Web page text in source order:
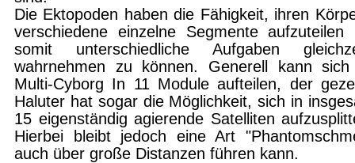
Die Ektopoden haben die Fähigkeit, ihren
verschiedene einzelne Segmente aufzuteilen
somit unterschiedliche Aufgaben
wahrnehmen zu können. Generell kann
Multi-Cyborg In 11 Module aufteilen, der
Haluter hat sogar die Möglichkeit, sich in
15 eigenständig agierende Satelliten
Hierbei bleibt jedoch eine Art
auch über große Distanzen führen kann.